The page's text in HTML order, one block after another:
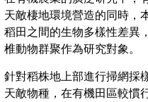
天敵棲地環境營造的同時，
稻田之間的生物多樣性差異
椎動物群聚作為研究對象。
針對稻株地上部進行掃網採
天敵物種，在有機田區較慣